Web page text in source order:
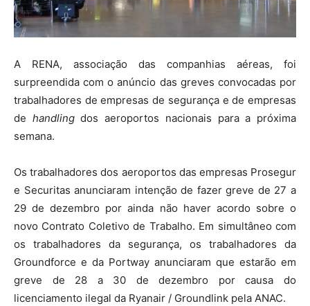
A RENA, associação das companhias aéreas, foi
surpreendida com o anúncio das greves convocadas por
trabalhadores de empresas de segurança e de empresas
de handlingdos aeroportos nacionais para a próxima
semana.
Os trabalhadores dos aeroportos das empresas Prosegur
e Securitas anunciaram intenção de fazer greve de 27 a
29 de dezembro por ainda não haver acordo sobre o
novo Contrato Coletivo de Trabalho. Em simultâneo com
os trabalhadores da segurança, os trabalhadores da
Groundforce e da Portway anunciaram que estarão em
greve de 28 a 30 de dezembro por causa do
licenciamento ilegal da Ryanair / Groundlink pela ANAC.